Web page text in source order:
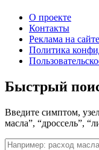
О проекте
Контакты
Реклама на сайте
Политика
Быстрый
Введите симптом,
масла”, “дроссель”,
Поиск